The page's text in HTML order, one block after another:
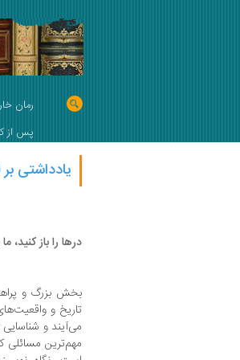
رمان
پس از
یادداشتی بر
درها را باز کنید،
بخش بزرگ و
تاریخ و
می‌آیند و
مهم‌ترین مسائلی